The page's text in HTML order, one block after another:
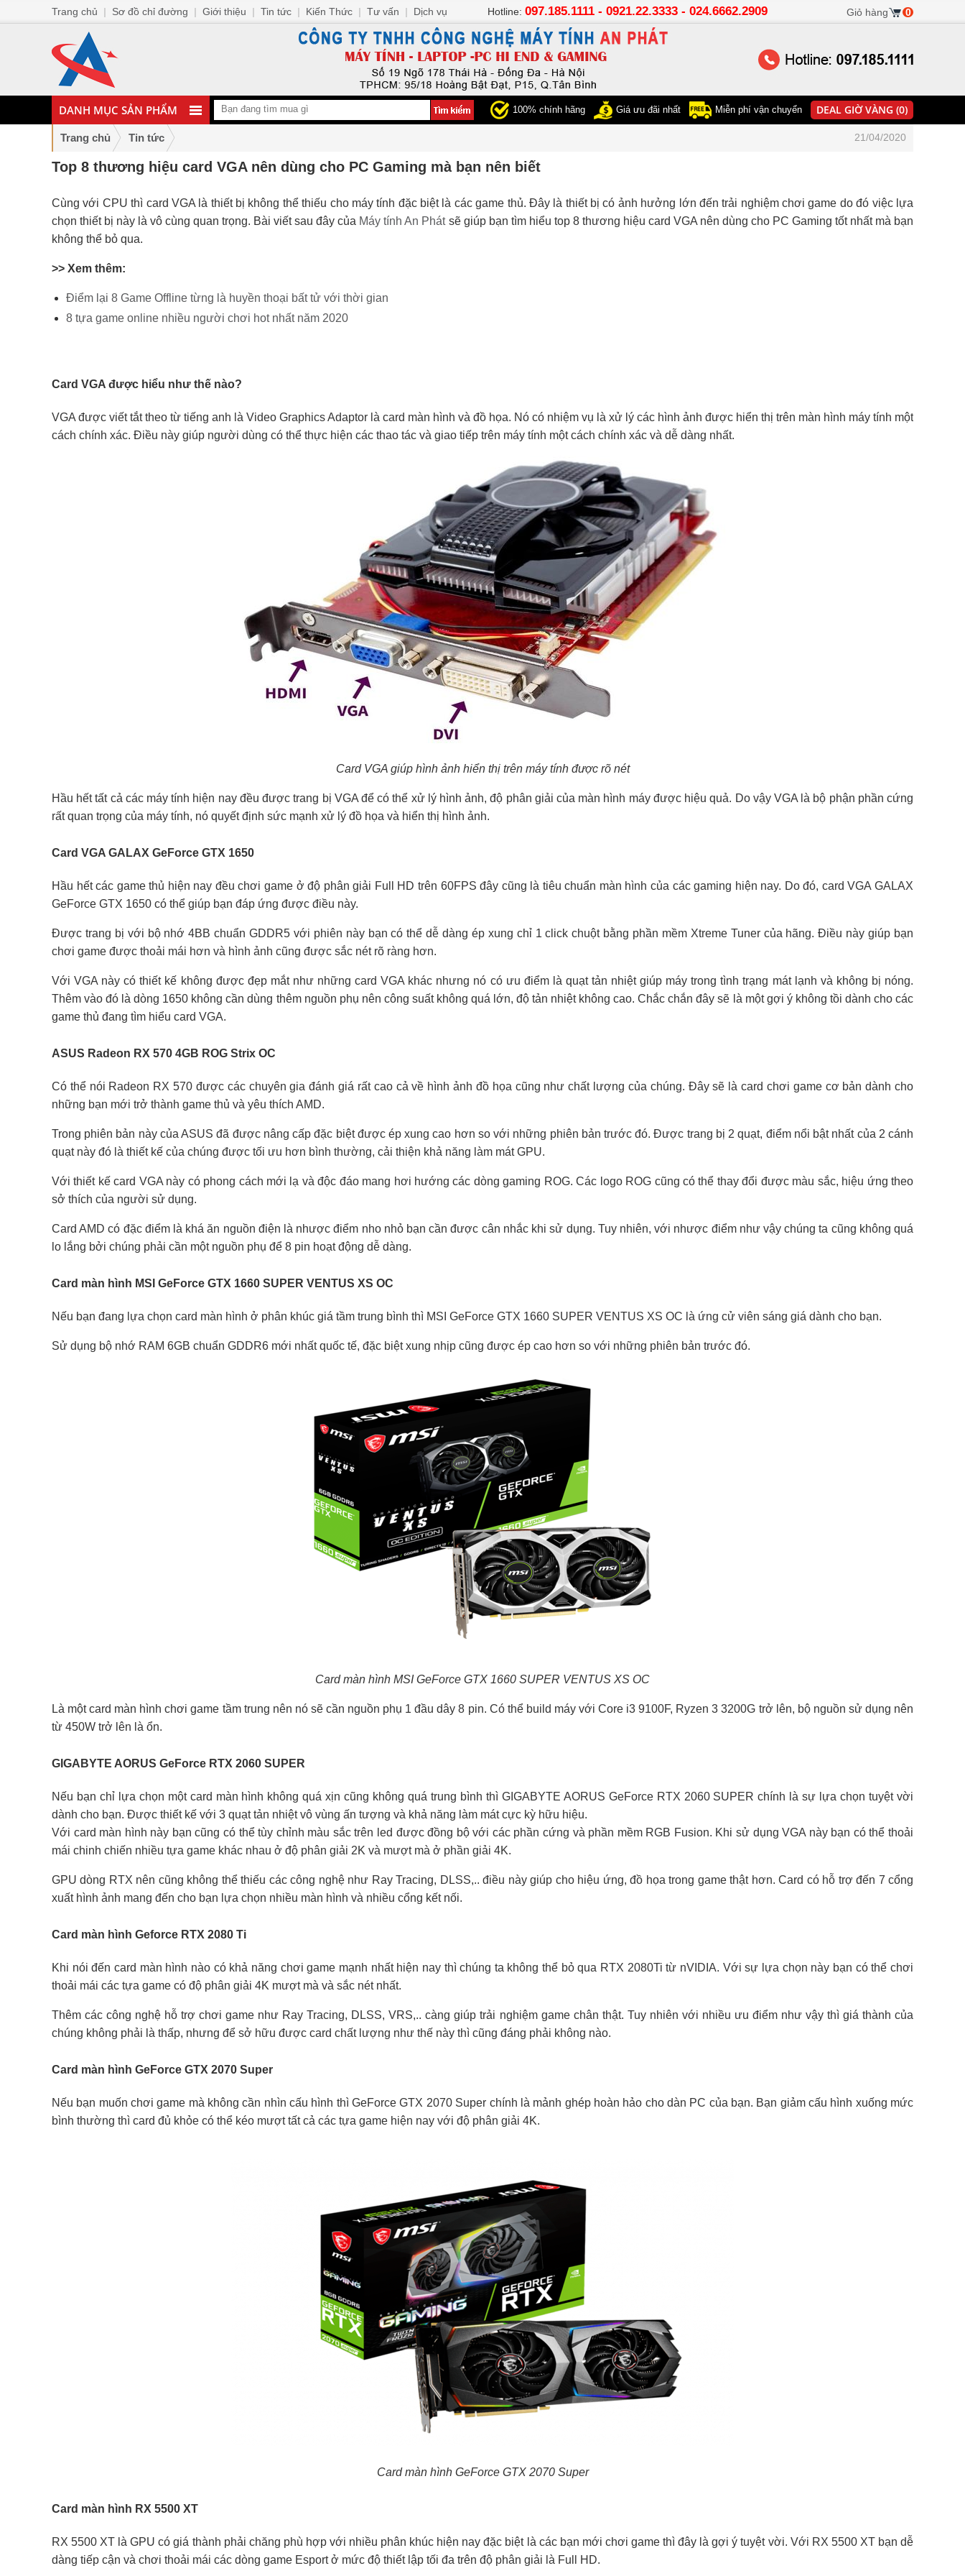
DEAL GIỜ VÀNG (0)
100% chính hãng Giá ưu đãi nhất Miễn phí vận chuyển
DANH MỤC SẢN PHẨM
Trang chủ Tin tức 21/04/2020
Top 8 thương hiệu card VGA nên dùng cho PC Gaming mà bạn nên biết
Cùng với CPU thì card VGA là thiết bị không thể thiếu cho máy tính đặc biệt là các game thủ. Đây là thiết bị có ảnh hưởng lớn đến trải nghiệm chơi game do đó việc lựa
chọn thiết bị này là vô cùng quan trọng. Bài viết sau đây của Máy tính An Phátsẽ giúp bạn tìm hiểu top 8 thương hiệu card VGA nên dùng cho PC Gaming tốt nhất mà bạn
không thể bỏ qua.
>> Xem thêm:
Điểm lại 8 Game Offline từng là huyền thoại bất tử với thời gian
8 tựa game online nhiều người chơi hot nhất năm 2020
Card VGA được hiểu như thế nào?
VGA được viết tắt theo từ tiếng anh là Video Graphics Adaptor là card màn hình và đồ họa. Nó có nhiệm vụ là xử lý các hình ảnh được hiển thị trên màn hình máy tính một
cách chính xác. Điều này giúp người dùng có thể thực hiện các thao tác và giao tiếp trên máy tính một cách chính xác và dễ dàng nhất.
Card VGA giúp hình ảnh hiển thị trên máy tính được rõ nét
Hầu hết tất cả các máy tính hiện nay đều được trang bị VGA để có thể xử lý hình ảnh, độ phân giải của màn hình máy được hiệu quả. Do vậy VGA là bộ phận phần cứng
rất quan trọng của máy tính, nó quyết định sức mạnh xử lý đồ họa và hiển thị hình ảnh.
Card VGA GALAX GeForce GTX 1650
Hầu hết các game thủ hiện nay đều chơi game ở độ phân giải Full HD trên 60FPS đây cũng là tiêu chuẩn màn hình của các gaming hiện nay. Do đó, card VGA GALAX
GeForce GTX 1650 có thể giúp bạn đáp ứng được điều này.
Được trang bị với bộ nhớ 4BB chuẩn GDDR5 với phiên này bạn có thể dễ dàng ép xung chỉ 1 click chuột bằng phần mềm Xtreme Tuner của hãng. Điều này giúp bạn
chơi game được thoải mái hơn và hình ảnh cũng được sắc nét rõ ràng hơn.
Với VGA này có thiết kế không được đẹp mắt như những card VGA khác nhưng nó có ưu điểm là quạt tản nhiệt giúp máy trong tình trạng mát lạnh và không bị nóng.
Thêm vào đó là dòng 1650 không cần dùng thêm nguồn phụ nên công suất không quá lớn, độ tản nhiệt không cao. Chắc chắn đây sẽ là một gợi ý không tồi dành cho các
game thủ đang tìm hiểu card VGA.
ASUS Radeon RX 570 4GB ROG Strix OC
Có thể nói Radeon RX 570 được các chuyên gia đánh giá rất cao cả về hình ảnh đồ họa cũng như chất lượng của chúng. Đây sẽ là card chơi game cơ bản dành cho
những bạn mới trở thành game thủ và yêu thích AMD.
Trong phiên bản này của ASUS đã được nâng cấp đặc biệt được ép xung cao hơn so với những phiên bản trước đó. Được trang bị 2 quạt, điểm nổi bật nhất của 2 cánh
quạt này đó là thiết kế của chúng được tối ưu hơn bình thường, cải thiện khả năng làm mát GPU.
Với thiết kế card VGA này có phong cách mới lạ và độc đáo mang hơi hướng các dòng gaming ROG. Các logo ROG cũng có thể thay đổi được màu sắc, hiệu ứng theo
sở thích của người sử dụng.
Card AMD có đặc điểm là khá ăn nguồn điện là nhược điểm nho nhỏ bạn cần được cân nhắc khi sử dụng. Tuy nhiên, với nhược điểm như vậy chúng ta cũng không quá
lo lắng bởi chúng phải cần một nguồn phụ để 8 pin hoạt động dễ dàng.
Card màn hình MSI GeForce GTX 1660 SUPER VENTUS XS OC
Nếu bạn đang lựa chọn card màn hình ở phân khúc giá tầm trung bình thì MSI GeForce GTX 1660 SUPER VENTUS XS OC là ứng cử viên sáng giá dành cho bạn.
Sử dụng bộ nhớ RAM 6GB chuẩn GDDR6 mới nhất quốc tế, đặc biệt xung nhịp cũng được ép cao hơn so với những phiên bản trước đó.
Card màn hình MSI GeForce GTX 1660 SUPER VENTUS XS OC
Là một card màn hình chơi game tầm trung nên nó sẽ cần nguồn phụ 1 đầu dây 8 pin. Có thể build máy với Core i3 9100F, Ryzen 3 3200G trở lên, bộ nguồn sử dụng nên
từ 450W trở lên là ổn.
GIGABYTE AORUS GeForce RTX 2060 SUPER
Nếu bạn chỉ lựa chọn một card màn hình không quá xịn cũng không quá trung bình thì GIGABYTE AORUS GeForce RTX 2060 SUPER chính là sự lựa chọn tuyệt vời
dành cho bạn. Được thiết kế với 3 quạt tản nhiệt vô vùng ấn tượng và khả năng làm mát cực kỳ hữu hiệu.
Với card màn hình này bạn cũng có thể tùy chỉnh màu sắc trên led được đồng bộ với các phần cứng và phần mềm RGB Fusion. Khi sử dụng VGA này bạn có thể thoải
mái chinh chiến nhiều tựa game khác nhau ở độ phân giải 2K và mượt mà ở phần giải 4K.
GPU dòng RTX nên cũng không thể thiếu các công nghệ như Ray Tracing, DLSS,.. điều này giúp cho hiệu ứng, đồ họa trong game thật hơn. Card có hỗ trợ đến 7 cổng
xuất hình ảnh mang đến cho bạn lựa chọn nhiều màn hình và nhiều cổng kết nối.
Card màn hình Geforce RTX 2080 Ti
Khi nói đến card màn hình nào có khả năng chơi game mạnh nhất hiện nay thì chúng ta không thể bỏ qua RTX 2080Ti từ nVIDIA. Với sự lựa chọn này bạn có thể chơi
thoải mái các tựa game có độ phân giải 4K mượt mà và sắc nét nhất.
Thêm các công nghệ hỗ trợ chơi game như Ray Tracing, DLSS, VRS,.. càng giúp trải nghiệm game chân thật. Tuy nhiên với nhiều ưu điểm như vậy thì giá thành của
chúng không phải là thấp, nhưng để sở hữu được card chất lượng như thế này thì cũng đáng phải không nào.
Card màn hình GeForce GTX 2070 Super
Nếu bạn muốn chơi game mà không cần nhìn cấu hình thì GeForce GTX 2070 Super chính là mảnh ghép hoàn hảo cho dàn PC của bạn. Bạn giảm cấu hình xuống mức
bình thường thì card đủ khỏe có thể kéo mượt tất cả các tựa game hiện nay với độ phân giải 4K.
Card màn hình GeForce GTX 2070 Super
Card màn hình RX 5500 XT
RX 5500 XT là GPU có giá thành phải chăng phù hợp với nhiều phân khúc hiện nay đặc biệt là các bạn mới chơi game thì đây là gợi ý tuyệt vời. Với RX 5500 XT bạn dễ
dàng tiếp cận và chơi thoải mái các dòng game Esport ở mức độ thiết lập tối đa trên độ phân giải là Full HD.
0
Giỏ hàng
Hotline: 097.185.1111 - 0921.22.3333 - 024.6662.2909
Trang chủ | Sơ đồ chỉ đường | Giới thiệu | Tin tức | Kiến Thức | Tư vấn | Dịch vụ